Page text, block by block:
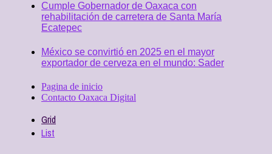
Cumple Gobernador de Oaxaca con
rehabilitación de carretera de Santa María
Ecatepec
México se convirtió en 2025 en el mayor
exportador de cerveza en el mundo: Sader
Pagina de inicio
Contacto Oaxaca Digital
Grid
List